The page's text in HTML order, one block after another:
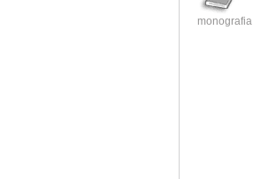
monografia